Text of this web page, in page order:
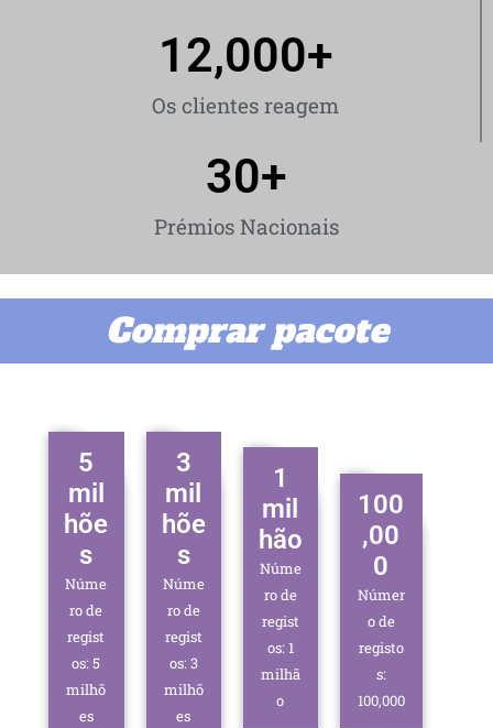
Os clientes reagem
12,000+
Prémios Nacionais
30+
Comprar pacote
5
mil
hõe
s
Núme
ro de
regist
os: 5
milhõ
es
3
mil
hõe
s
Núme
ro de
regist
os: 3
milhõ
es
1
mil
hão
Núme
ro de
regist
os: 1
milhã
o
100
,00
0
Númer
o de
registo
s:
100,000